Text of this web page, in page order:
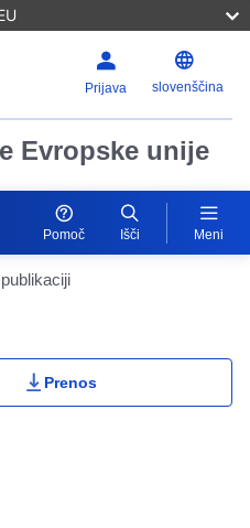
Prijava slovenščina
Evropske unije
Pomoč Išči Meni
Portlet
Prenos